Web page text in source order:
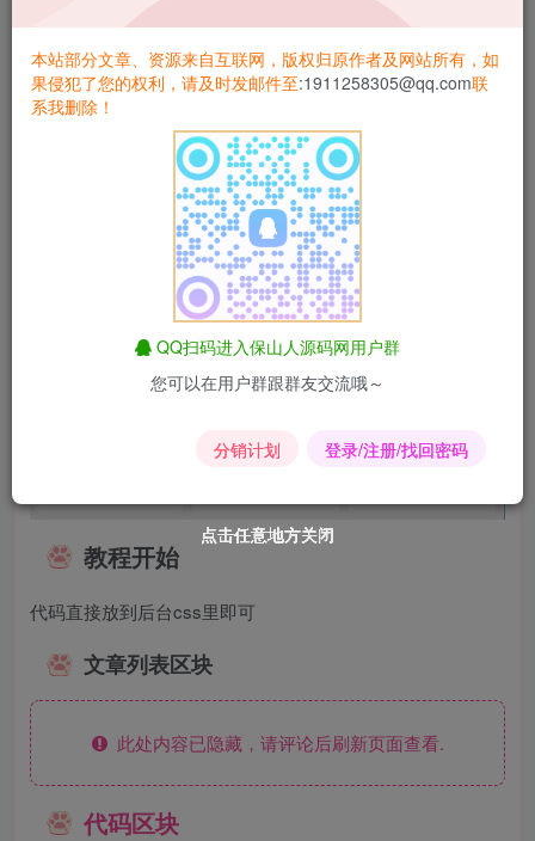
效果展示
教程开始
代码直接放到后台css里即可
文章列表区块
此处内容已隐藏，请评论后刷新页面查看.
代码区块
点击任意地方关闭
点击任意地方关闭
点击任意地方关闭
点击任意地方关闭
点击任意地方关闭
点击任意地方关闭
本站部分文章、资源来自互联网，版权归原作者及网站所有，如
果侵犯了您的权利，请及时发邮件至:1911258305@qq.com联
系我删除！
QQ扫码进入保山人源码网用户群
您可以在用户群跟群友交流哦～
分销计划 登录/注册/找回密码